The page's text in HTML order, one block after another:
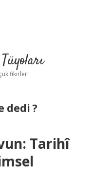
fikirler!
dedi ?
Tarihî